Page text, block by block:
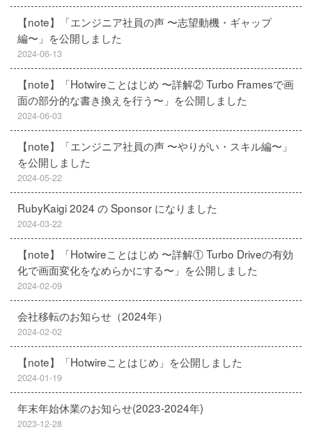
【note】「エンジニア社員の声 〜志望動機・ギャップ
編〜」を公開しました
2024-06-13
【note】「Hotwireことはじめ 〜詳解② Turbo Framesで画
面の部分的な書き換えを行う〜」を公開しました
2024-06-03
【note】「エンジニア社員の声 〜やりがい・スキル編〜」
を公開しました
2024-05-22
RubyKaigi 2024 の Sponsor になりました
2024-03-22
【note】「Hotwireことはじめ 〜詳解① Turbo Driveの有効
化で画面変化をなめらかにする〜」を公開しました
2024-02-09
会社移転のお知らせ（2024年）
2024-02-02
【note】「Hotwireことはじめ」を公開しました
2024-01-19
年末年始休業のお知らせ(2023-2024年)
2023-12-28